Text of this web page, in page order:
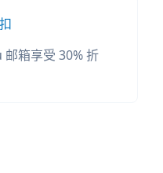
箱享受 30% 折